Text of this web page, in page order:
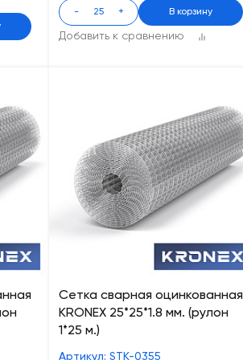
Добавить к сравнению
- + В корзину
Сетка сварная оцинкованная
KRONEX 25*25*1.8 мм. (рулон
1*25 м.)
Артикул: STK-0355